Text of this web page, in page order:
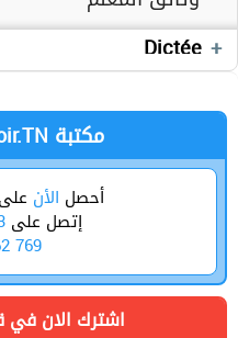
Dictée
Devoirs
الجغرافيا
وثائق المعلم
Production écrite
Exercices
Librairie Devoir.TN مكتبة
أحصل الأن
إتصل على
769
اشترك الان في